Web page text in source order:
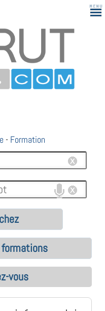
- Formation
vous